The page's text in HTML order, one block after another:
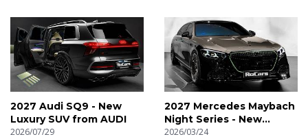
2027 Audi SQ9 - New
Luxury SUV from AUDI
2026/07/29
2027 Mercedes Maybach
Night Series - New
Luxury Sedan in details
2026/03/24